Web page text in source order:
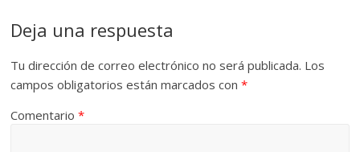
Deja una respuesta
Tu dirección de correo electrónico no será publicada. Los
campos obligatorios están marcados con*
Comentario*